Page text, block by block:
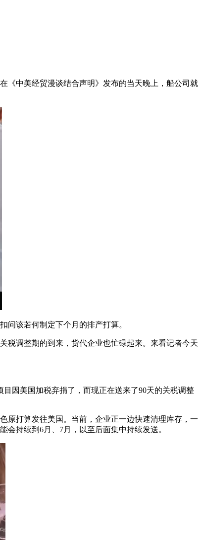
中美经贸漫谈结合声明》发布的当天晚上，船公司就
该若何制定下个月的排产打算。
调整期的到来，货代企业也忙碌起来。来看记者今天
因美国加税弃捐了，而现正在送来了90天的关税调整
打算发往美国。当前，企业正一边快速清理库存，一
持续到6月、7月，以至后面集中持续发送。